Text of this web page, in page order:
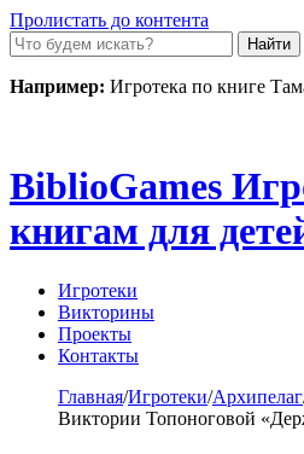
Пролистать до контента
Например: Игротека по книге
BiblioGames
книгам для
Игротеки
Викторины
Проекты
Контакты
Главная/Игротеки/Архипелаг
Виктории Топоноговой